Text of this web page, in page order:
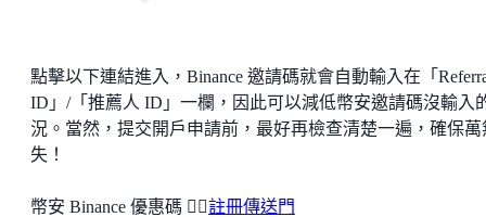
點擊以下連結進入，Binance 邀請碼就會自動輸入在「
ID」/「推薦人 ID」一欄，因此可以減低幣安邀請碼沒輸入
況。當然，提交開戶申請前，最好再檢查清楚一遍，確保萬
失！
幣安 Binance 優惠碼 👉🏻註冊傳送門